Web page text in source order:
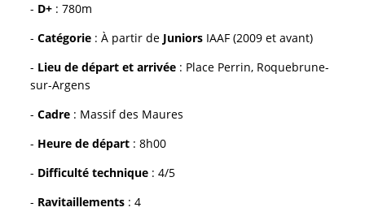
- D+ : 780m
- Catégorie : À partir de Juniors IAAF (2009 et avant)
- Lieu de départ et arrivée : Place Perrin, Roquebrune-
sur-Argens
- Cadre : Massif des Maures
- Heure de départ : 8h00
- Difficulté technique : 4/5
- Ravitaillements : 4